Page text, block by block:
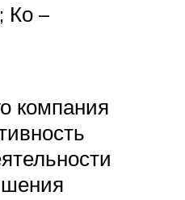
Ко –
компания